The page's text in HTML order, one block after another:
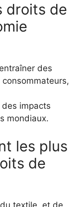
droits de
des
des impacts
mondiaux.
les plus
de
textile, et de